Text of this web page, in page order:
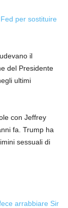
per sostituire
il
del Presidente
ultimi
con Jeffrey
fa. Trump ha
sessuali di
arrabbiare Sir